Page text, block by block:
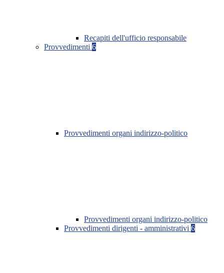
Recapiti dell'ufficio responsabile
Provvedimenti 6
Provvedimenti organi indirizzo-politico
Provvedimenti organi indirizzo-politico
Provvedimenti dirigenti - amministrativi 6